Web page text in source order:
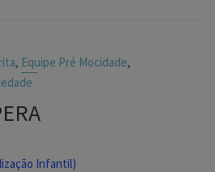
, Equipe Pré Mocidade,
Infantil)